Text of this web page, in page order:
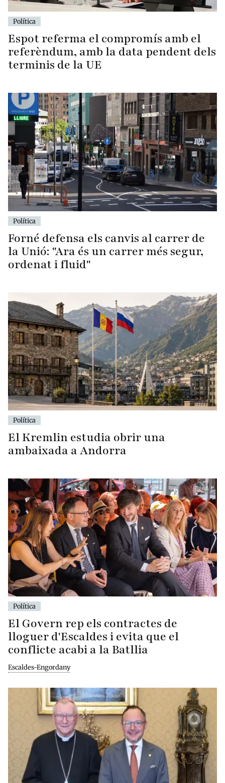
Política
Espot referma el compromís amb el
referèndum, amb la data pendent dels
terminis de la UE
Política
Forné defensa els canvis al carrer de
la Unió: "Ara és un carrer més segur,
ordenat i fluid"
Política
El Kremlin estudia obrir una
ambaixada a Andorra
Política
El Govern rep els contractes de
lloguer d'Escaldes i evita que el
conflicte acabi a la Batllia
Escaldes-Engordany